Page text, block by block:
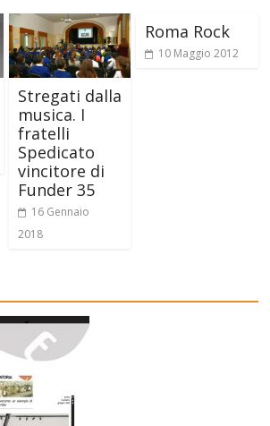
Stregati dalla
musica. I
fratelli
Spedicato
vincitore di
Funder 35
16 Gennaio
2018
Roma Rock
10 Maggio 2012